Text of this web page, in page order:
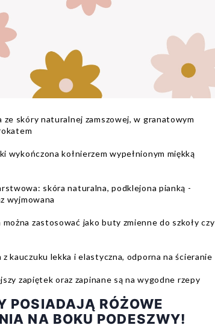
skóry naturalnej zamszowej, w granatowym
wykończona kołnierzem wypełnionym miękką
skóra naturalna, podklejona pianką -
wyjmowana
zastosować jako buty zmienne do szkoły czy
kauczuku lekka i elastyczna, odporna na ścieranie
zapiętek oraz zapinane są na wygodne rzepy
POSIADAJĄ RÓŻOWE
NA BOKU PODESZWY!